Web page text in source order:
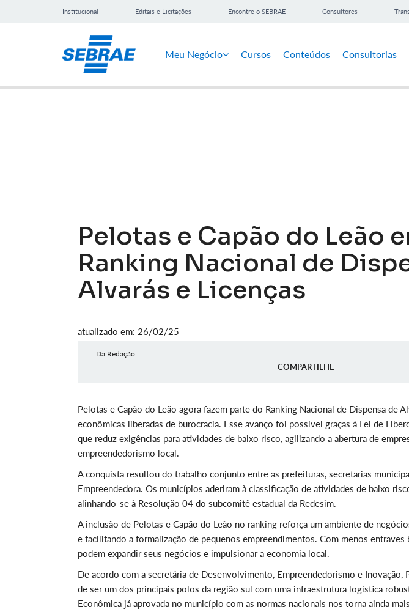
Institucional Editais e Licitações Encontre o SEBRAE Consultores
Meu Negócio Cursos Conteúdos Consultorias
Pelotas e Capão do Leão
Ranking Nacional de
Alvarás e Licenças
atualizado em: 26/02/25
Da Redação
COMPARTILHE
Pelotas e Capão do Leão agora fazem parte do Ranking Nacional de Dispensa de
econômicas liberadas de burocracia. Esse avanço foi possível graças à Lei de
que reduz exigências para atividades de baixo risco, agilizando a abertura de
empreendedorismo local.
A conquista resultou do trabalho conjunto entre as prefeituras, secretarias
Empreendedora. Os municípios aderiram à classificação de atividades de baixo
alinhando-se à Resolução 04 do subcomitê estadual da Redesim.
A inclusão de Pelotas e Capão do Leão no ranking reforça um ambiente de
e facilitando a formalização de pequenos empreendimentos. Com menos entraves
podem expandir seus negócios e impulsionar a economia local.
De acordo com a secretária de Desenvolvimento, Empreendedorismo e Inovação,
de ser um dos principais polos da região sul com uma infraestrutura logística
Econômica já aprovada no município com as normas nacionais nos torna ainda